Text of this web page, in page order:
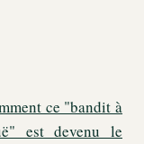
ce "bandit à
est devenu le